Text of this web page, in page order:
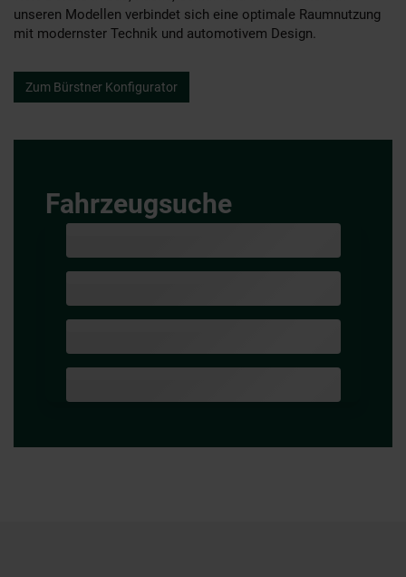
unseren Modellen verbindet sich eine optimale Raumnutzung
mit modernster Technik und automotivem Design.
Zum Bürstner Konfigurator
Fahrzeugsuche